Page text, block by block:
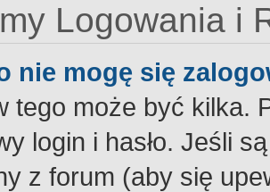
Logowania i
nie mogę się
tego może być kilka.
login i hasło. Jeśli
z forum (aby się